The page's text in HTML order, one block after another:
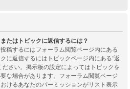
たはトピックに返信するには？
稿するにはフォーラム閲覧ページ内にある
に返信するにはトピックページ内にある“返
さい。掲示板の設定によってはトピックを
な場合があります。フォーラム閲覧ページ
けるあなたのパーミッションがリスト表示